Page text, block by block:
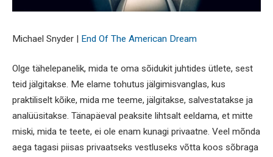
Michael Snyder | End Of The American Dream
Olge tähelepanelik, mida te oma sõidukit juhtides ütlete, sest
teid jälgitakse. Me elame tohutus jälgimisvanglas, kus
praktiliselt kõike, mida me teeme, jälgitakse, salvestatakse ja
analüüsitakse. Tänapäeval peaksite lihtsalt eeldama, et mitte
miski, mida te teete, ei ole enam kunagi privaatne. Veel mõnda
aega tagasi piisas privaatseks vestluseks võtta koos sõbraga